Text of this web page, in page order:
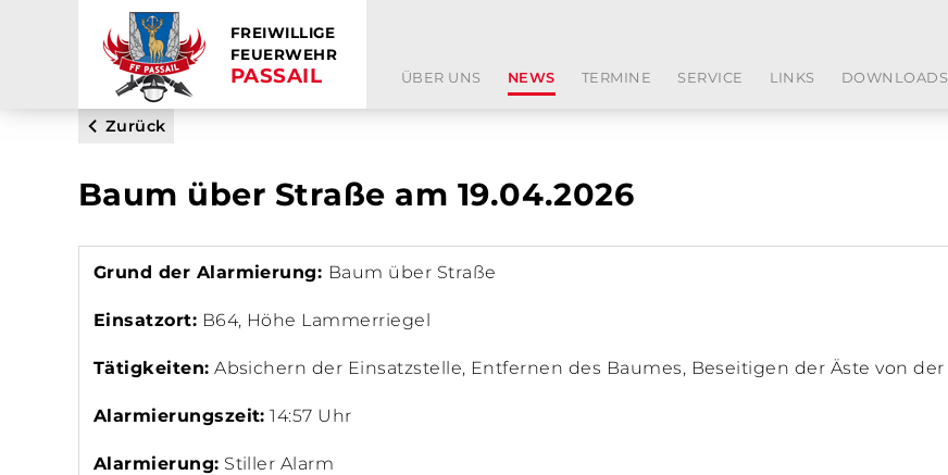
FREIWILLIGE
FEUERWEHR
PASSAIL ÜBER UNS NEWS TERMINE SERVICE LINKS DOWNLOADS
Zurück
Baum über Straße am 19.04.2026
Grund der Alarmierung: Baum über Straße
Einsatzort: B64, Höhe Lammerriegel
Tätigkeiten: Absichern der Einsatzstelle, Entfernen des Baumes, Beseitigen der Äste von
Alarmierungszeit: 14:57 Uhr
Alarmierung: Stiller Alarm